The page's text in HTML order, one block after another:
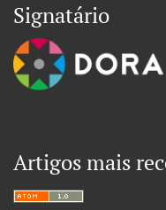
Signatário
Artigos mais